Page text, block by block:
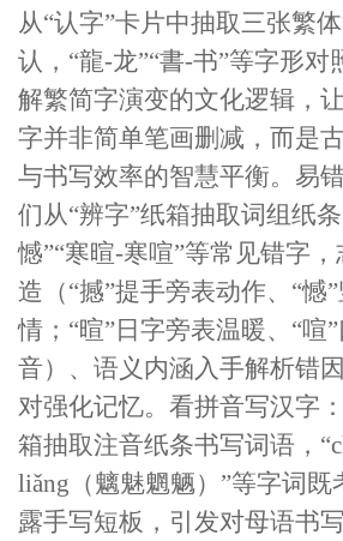
从“认字”卡片中抽取三张繁
认，“龍-龙”“書-书”等字形
解繁简字演变的文化逻辑，
字并非简单笔画删减，而是
与书写效率的智慧平衡。易
们从“辨字”纸箱抽取词组纸
憾”“寒暄-寒喧”等常见错字
造（“撼”提手旁表动作、“憾
情；“暄”日字旁表温暖、“喧
音）、语义内涵入手解析错
对强化记忆。看拼音写汉字
箱抽取注音纸条书写词语，
liǎng（魑魅魍魉）”等字词既
露手写短板，引发对母语书